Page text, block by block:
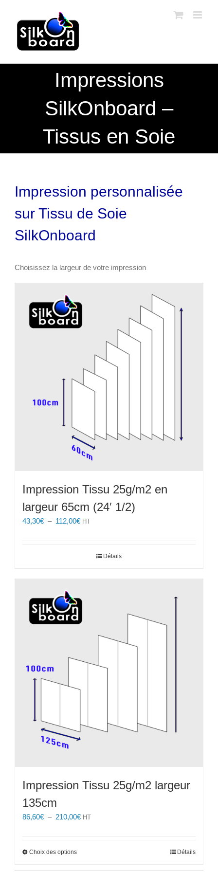
contenu
Impressions
SilkOnboard –
Tissus en Soie
Impression personnalisée
sur Tissu de Soie
SilkOnboard
Choisissez la largeur de votre impression
Impression Tissu 25g/m2 en
largeur 65cm (24′ 1/2)
43,30€ – 112,00€Plage
43,30€
HT
Détails
Impression Tissu 25g/m2 largeur
135cm
86,60€ – 210,00€Plage
210,00€
HT
Choix des optionsCe
Détails